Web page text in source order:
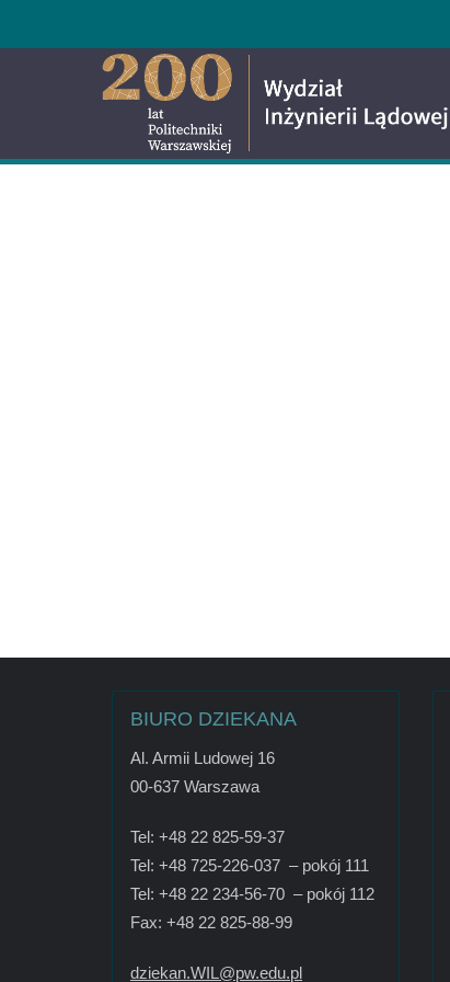
BIURO DZIEKANA
Al. Armii Ludowej 16
00-637 Warszawa
Tel: +48 22 825-59-37
Tel: +48 725-226-037 – pokój 111
Tel: +48 22 234-56-70 – pokój 112
Fax: +48 22 825-88-99
dziekan.WIL@pw.edu.pl